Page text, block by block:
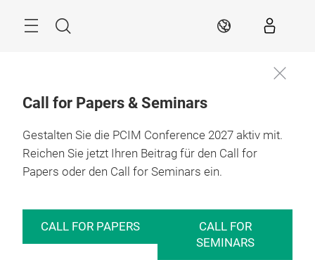
Suche DE
Call for Papers & Seminars
Gestalten Sie die PCIM Conference 2027 aktiv mit.
Reichen Sie jetzt Ihren Beitrag für den Call for
Papers oder den Call for Seminars ein.
CALL FOR PAPERS
CALL FOR
SEMINARS